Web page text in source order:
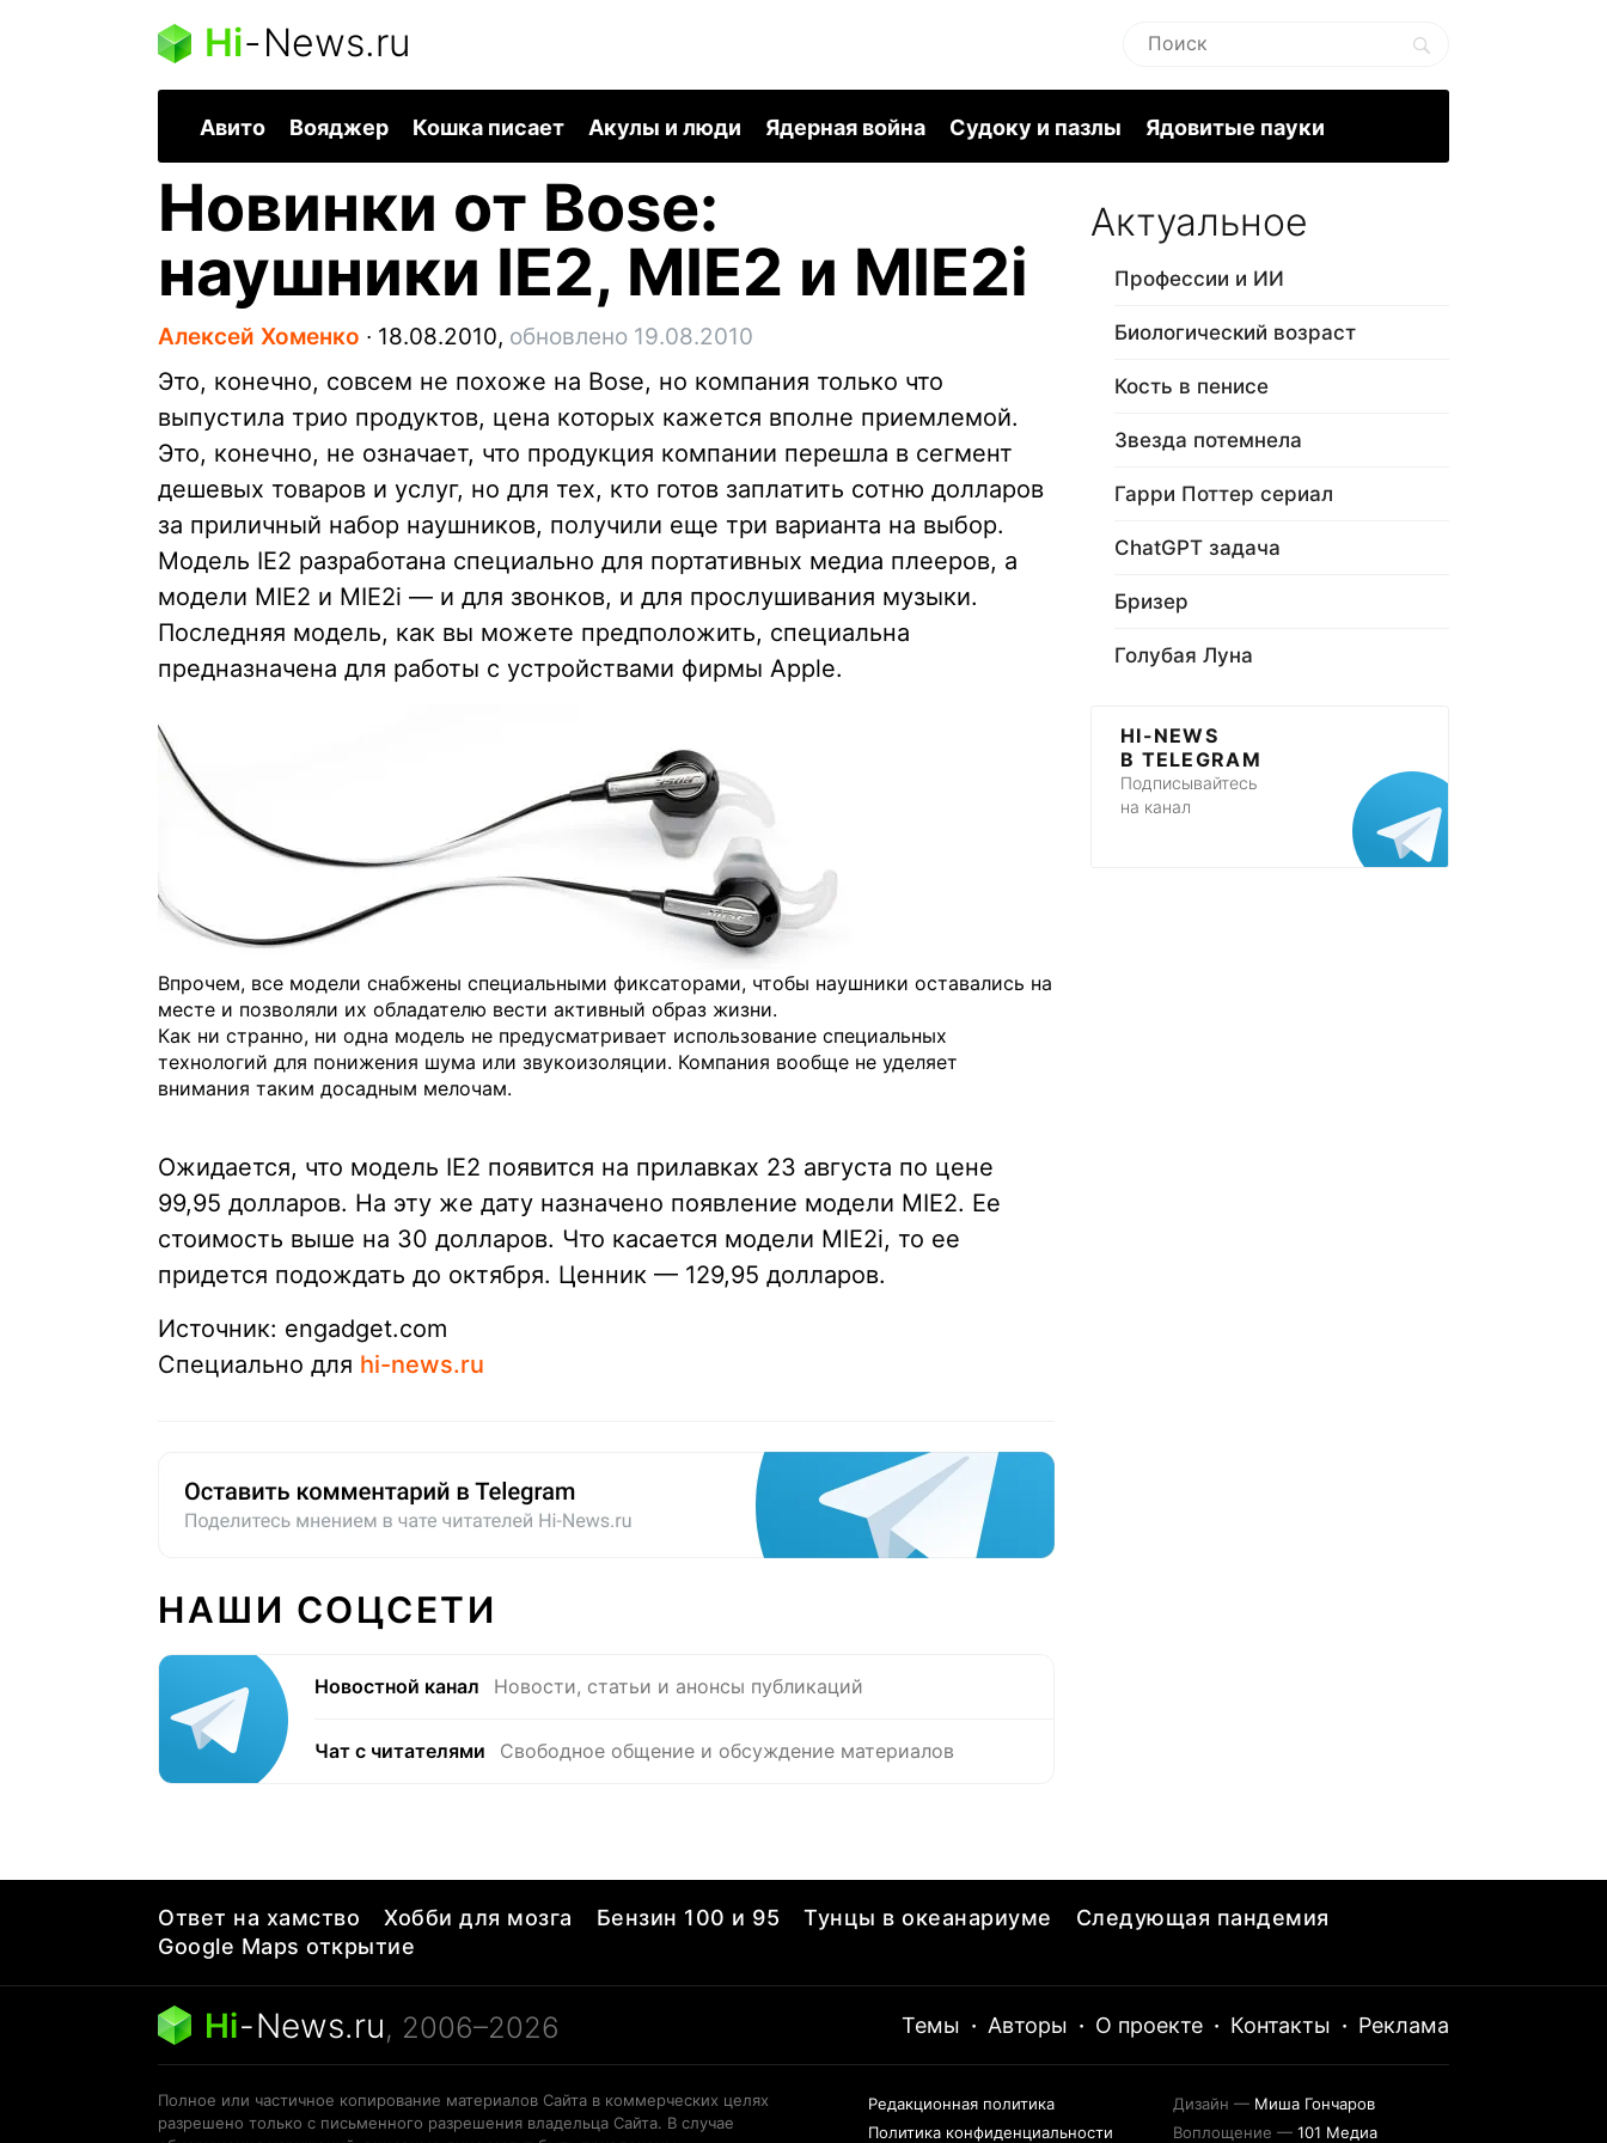
Hi-News.ru
Авито Вояджер Кошка писает Акулы и люди Ядерная война Судоку и пазлы Ядовитые пауки
Новинки от Bose:
наушники IE2, MIE2 и MIE2i
Алексей Хоменко ∙ 18.08.2010, обновлено 19.08.2010
Это, конечно, совсем не похоже на Bose, но компания только что
выпустила трио продуктов, цена которых кажется вполне приемлемой.
Это, конечно, не означает, что продукция компании перешла в сегмент
дешевых товаров и услуг, но для тех, кто готов заплатить сотню долларов
за приличный набор наушников, получили еще три варианта на выбор.
Модель IE2 разработана специально для портативных медиа плееров, а
модели MIE2 и MIE2i — и для звонков, и для прослушивания музыки.
Последняя модель, как вы можете предположить, специальна
предназначена для работы с устройствами фирмы Apple.
Впрочем, все модели снабжены специальными фиксаторами, чтобы наушники оставались на
месте и позволяли их обладателю вести активный образ жизни.
Как ни странно, ни одна модель не предусматривает использование специальных
технологий для понижения шума или звукоизоляции. Компания вообще не уделяет
внимания таким досадным мелочам.
Ожидается, что модель IE2 появится на прилавках 23 августа по цене
99,95 долларов. На эту же дату назначено появление модели MIE2. Ее
стоимость выше на 30 долларов. Что касается модели MIE2i, то ее
придется подождать до октября. Ценник — 129,95 долларов.
Источник: engadget.com
Специально для hi-news.ru
НАШИ СОЦСЕТИ
Новостной канал Новости, статьи и анонсы публикаций
Чат с читателями Свободное общение и обсуждение материалов
Актуальное
Профессии и ИИ
Биологический возраст
Кость в пенисе
Звезда потемнела
Гарри Поттер сериал
ChatGPT задача
Бризер
Голубая Луна
HI-NEWS
В TELEGRAM
Подписывайтесь
на канал
Ответ на хамство Хобби для мозга Бензин 100 и 95 Тунцы в океанариуме
Следующая пандемия
Google Maps открытие
Hi-News.ru, 2006–2026 Темы · Авторы · О проекте · Контакты · Реклама
Полное или частичное копирование материалов Сайта в коммерческих целях
разрешено только с письменного разрешения владельца Сайта. В случае
Редакционная политика
Политика конфиденциальности
Дизайн — Миша Гончаров
Воплощение — 101 Медиа